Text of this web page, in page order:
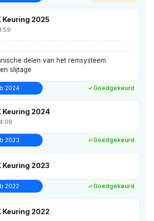
Keuring 2025
delen van het remsysteem
slijtage
2024 Goedgekeurd
Keuring 2024
2023 Goedgekeurd
Keuring 2023
2022 Goedgekeurd
Keuring 2022